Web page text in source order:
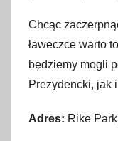
Chcąc
ławeczce warto
będziemy mogli
Prezydencki, jak
Adres: Rike